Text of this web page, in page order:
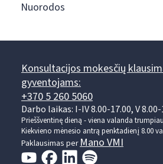
Nuorodos
Konsultacijos mokesčių
gyventojams:
+370 5 260 5060
Darbo laikas: I-IV 8.00-17.00, V 8.00-
Prieššventinę dieną - viena valanda
Kiekvieno mėnesio antrą penktadienį 8.00
Paklausimas per Mano VMI